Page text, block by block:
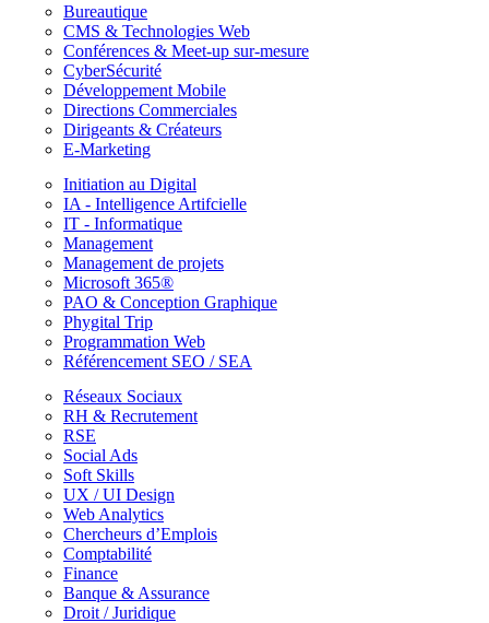
Bureautique
CMS & Technologies Web
Conférences & Meet-up sur-mesure
CyberSécurité
Développement Mobile
Directions Commerciales
Dirigeants & Créateurs
E-Marketing
Initiation au Digital
IA - Intelligence Artifcielle
IT - Informatique
Management
Management de projets
Microsoft 365®
PAO & Conception Graphique
Phygital Trip
Programmation Web
Référencement SEO / SEA
Réseaux Sociaux
RH & Recrutement
RSE
Social Ads
Soft Skills
UX / UI Design
Web Analytics
Chercheurs d’Emplois
Comptabilité
Finance
Banque & Assurance
Droit / Juridique